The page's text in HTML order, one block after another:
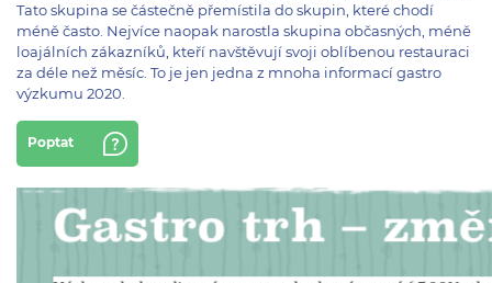
Tato skupina se částečně přemístila do skupin, které chodí
méně často. Nejvíce naopak narostla skupina občasných, méně
loajálních zákazníků, kteří navštěvují svoji oblíbenou restauraci
za déle než měsíc. To je jen jedna z mnoha informací gastro
výzkumu 2020.
Poptat